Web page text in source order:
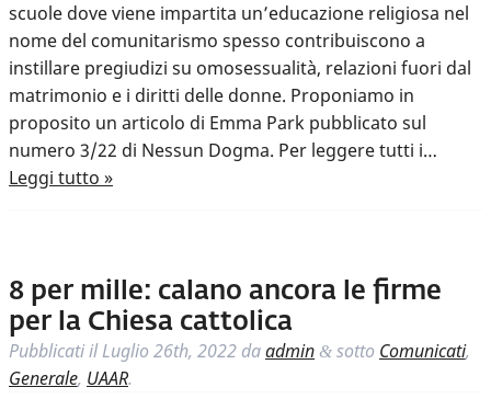
scuole dove viene impartita un’educazione religiosa nel
nome del comunitarismo spesso contribuiscono a
instillare pregiudizi su omosessualità, relazioni fuori dal
matrimonio e i diritti delle donne. Proponiamo in
proposito un articolo di Emma Park pubblicato sul
numero 3/22 di Nessun Dogma. Per leggere tutti i…
Leggi tutto »
8 per mille: calano ancora le firme
per la Chiesa cattolica
Pubblicati ilLuglio 26th, 2022 daadmin & sotto Comunicati,
Generale, UAAR.